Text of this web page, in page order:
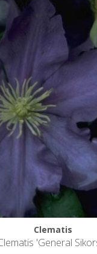
Clematis
'General